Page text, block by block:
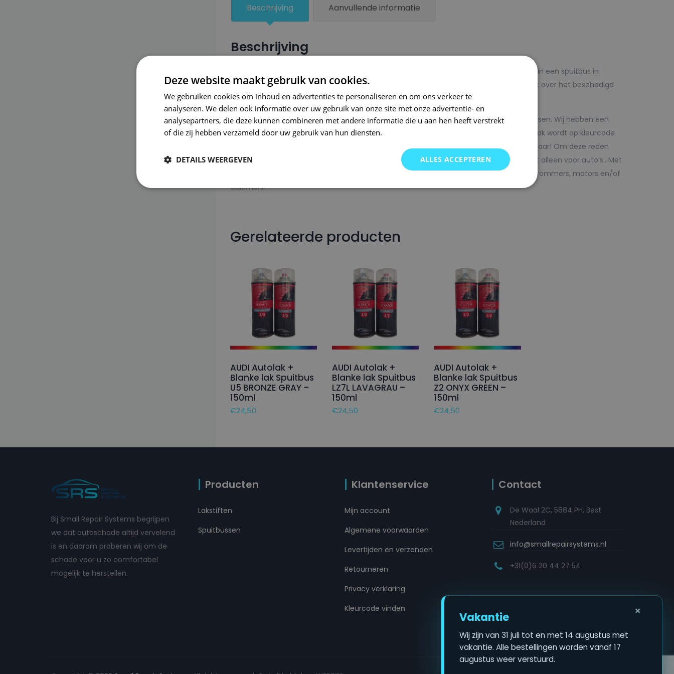
-
Beschrijving Aanvullende informatie
Beschrijving
Een groter beschadigd oppervlak van je auto behandel je nu zelf voordelig met autolak in een spuitbus in
combinatie met blanke lak van Small Repair Systems. U dient op voorhand de blanke lak over het beschadigd
oppervlak te spuiten zodat de kleurlak beter hecht.
Bij SRS bent u aan het juiste adres wanneer het gaat om hoge kwaliteit autolak spuitbussen. Wij hebben een
gigantisch assortiment met oneindig veel kleurencombinaties in ons arsenaal. De autolak wordt op kleurcode
of kleurnaam gemaakt en is afgevuld met professionele verf. Direct uit voorraad leverbaar! Om deze reden
garanderen wij dat u altijd de gewenste kleur voor uw auto bij SRS kunt vinden. Maar niet alleen voor auto’s.. Met
onze A-kwaliteit spuitbussen kunt u bij ons ook terecht voor bedrijfswagens, scooters, brommers, motors en/of
oldtimers!
Gerelateerde producten
AUDI Autolak +
Blanke lak Spuitbus
U5 BRONZE GRAY –
150ml
€24,50
AUDI Autolak +
Blanke lak Spuitbus
LZ7L LAVAGRAU –
150ml
€24,50
AUDI Autolak +
Blanke lak Spuitbus
Z2 ONYX GREEN –
150ml
€24,50
Bij Small Repair Systems begrijpen
we dat autoschade altijd vervelend
is en daarom proberen wij om de
schade voor u zo comfortabel
mogelijk te herstellen.
Producten
Lakstiften
Spuitbussen
Klantenservice
Mijn account
Algemene voorwaarden
Levertijden en verzenden
Retourneren
Privacy verklaring
Kleurcode vinden
Contact
De Waal 2C, 5684 PH, Best
Nederland
info@smallrepairsystems.nl
+31(0)6 20 44 27 54
×
Vakantie
Wij zijn van 31 juli tot en met 14 augustus met
vakantie. Alle bestellingen worden vanaf 17
augustus weer verstuurd.
Deze website maakt gebruik van cookies.
We gebruiken cookies om inhoud en advertenties te personaliseren en om ons verkeer te
analyseren. We delen ook informatie over uw gebruik van onze site met onze advertentie- en
analysepartners, die deze kunnen combineren met andere informatie die u aan hen heeft verstrekt
of die zij hebben verzameld door uw gebruik van hun diensten.
ALLES ACCEPTEREN
DETAILS WEERGEVEN